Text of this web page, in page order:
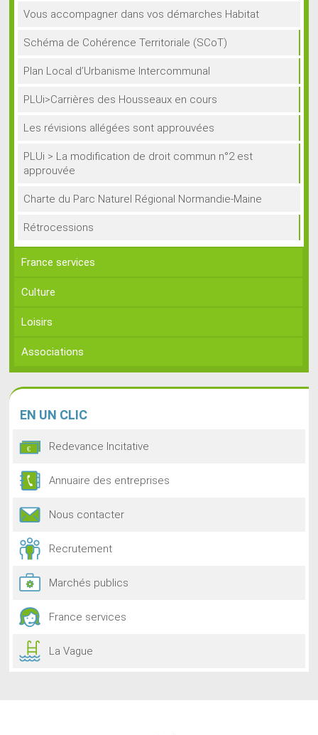
Vous accompagner dans vos démarches Habitat
Schéma de Cohérence Territoriale (SCoT)
Plan Local d’Urbanisme Intercommunal
PLUi>Carrières des Housseaux en cours
Les révisions allégées sont approuvées
PLUi > La modification de droit commun n°2 est
approuvée
Charte du Parc Naturel Régional Normandie-Maine
Rétrocessions
France services
Culture
Loisirs
Associations
EN UN CLIC
Redevance Incitative
Annuaire des entreprises
Nous contacter
Recrutement
Marchés publics
France services
La Vague